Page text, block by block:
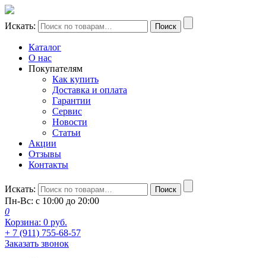
Искать: Поиск
Каталог
О нас
Покупателям
Как купить
Доставка и оплата
Гарантии
Сервис
Новости
Статьи
Акции
Отзывы
Контакты
Искать: Поиск
Пн-Вс: с 10:00 до 20:00
0
Корзина: 0 руб.
+ 7 (911) 755-68-57
Заказать звонок